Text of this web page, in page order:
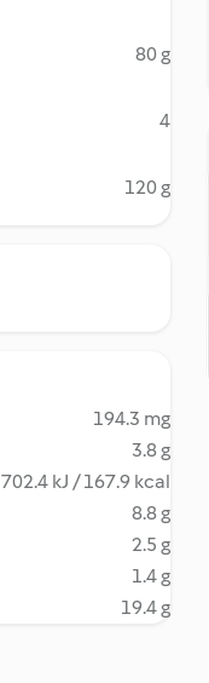
80 g
4
120 g
194.3 mg
3.8 g
702.4 kJ / 167.9 kcal
8.8 g
2.5 g
1.4 g
19.4 g